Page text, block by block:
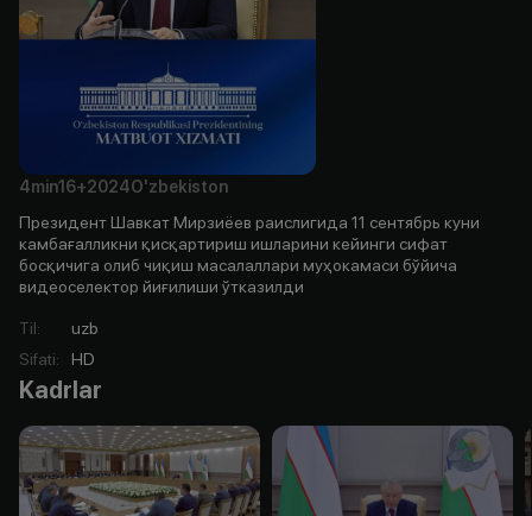
4min16+2024O'zbekiston
Президент Шавкат Мирзиёев раислигида 11 сентябрь куни
камбағалликни қисқартириш ишларини кейинги сифат
босқичига олиб чиқиш масалаллари муҳокамаси бўйича
видеоселектор йиғилиши ўтказилди
Til:
uzb
Sifati: HD
Kadrlar